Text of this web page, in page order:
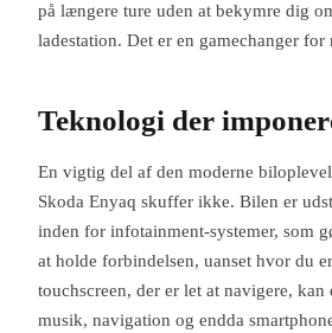
på længere ture uden at bekymre dig
ladestation. Det er en gamechanger for
Teknologi der
En vigtig del af den moderne
Skoda Enyaq skuffer ikke. Bilen er
inden for infotainment-systemer, som
at holde forbindelsen, uanset hvor du
touchscreen, der er let at navigere, kan
musik, navigation og endda